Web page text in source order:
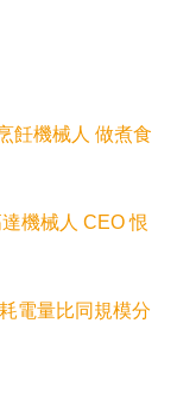
飪機械人 做煮食
機械人 CEO 恨
電量比同規模分